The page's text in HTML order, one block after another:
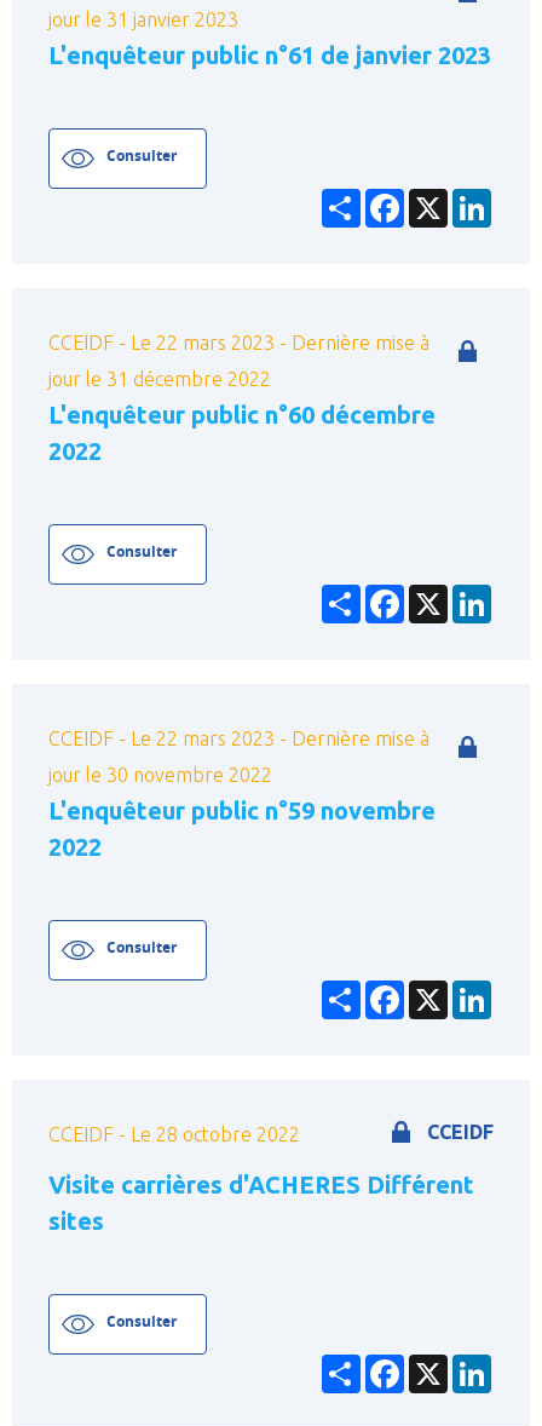
jour le 31 janvier 2023
L'enquêteur public n°61 de janvier 2023
Consulter
PartagerFacebook
X
CCEIDF - Le 22 mars 2023 - Dernière mise à
jour le 31 décembre 2022
L'enquêteur public n°60 décembre
2022
Consulter
PartagerFacebook
X
CCEIDF - Le 22 mars 2023 - Dernière mise à
jour le 30 novembre 2022
L'enquêteur public n°59 novembre
2022
Consulter
PartagerFacebook
X
CCEIDF - Le 28 octobre 2022 CCEIDF
Visite carrières d'ACHERES Différent
sites
Consulter
PartagerFacebook
X